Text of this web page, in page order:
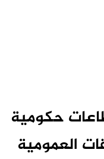
حكومية
العمومية